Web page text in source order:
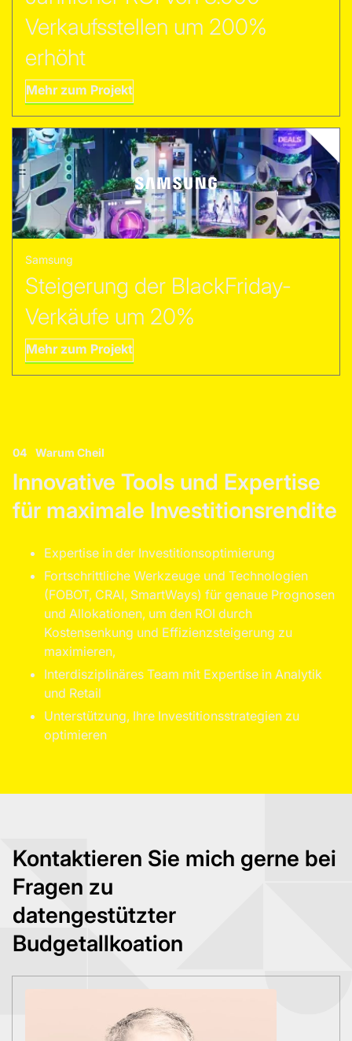
Verkaufsstellen um 200%
erhöht
Mehr zum Projekt
Samsung
Steigerung der BlackFriday-
Verkäufe um 20%
Mehr zum Projekt
04 Warum Cheil
Innovative Tools und Expertise
für maximale Investitionsrendite
Expertise in der Investitionsoptimierung
Fortschrittliche Werkzeuge und Technologien
(FOBOT, CRAI, SmartWays) für genaue Prognosen
und Allokationen, um den ROI durch
Kostensenkung und Effizienzsteigerung zu
maximieren,
Interdisziplinäres Team mit Expertise in Analytik
und Retail
Unterstützung, Ihre Investitionsstrategien zu
optimieren
Kontaktieren Sie mich gerne bei
Fragen zu
datengestützter
Budgetallkoation